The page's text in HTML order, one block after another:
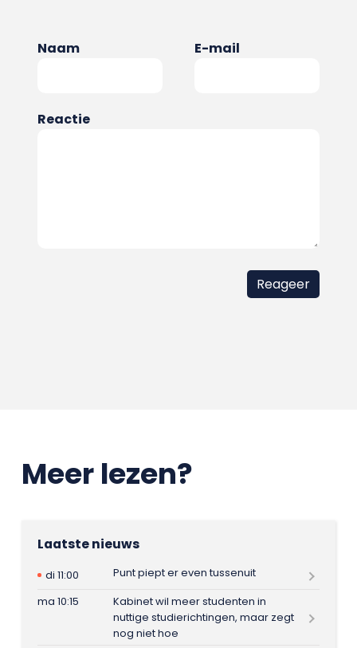
Naam E-mail
Reactie
Meer lezen?
Laatste nieuws
di 11:00
Punt piept er even tussenuit
ma 10:15
Kabinet wil meer studenten in
nuttige studierichtingen, maar zegt
nog niet hoe